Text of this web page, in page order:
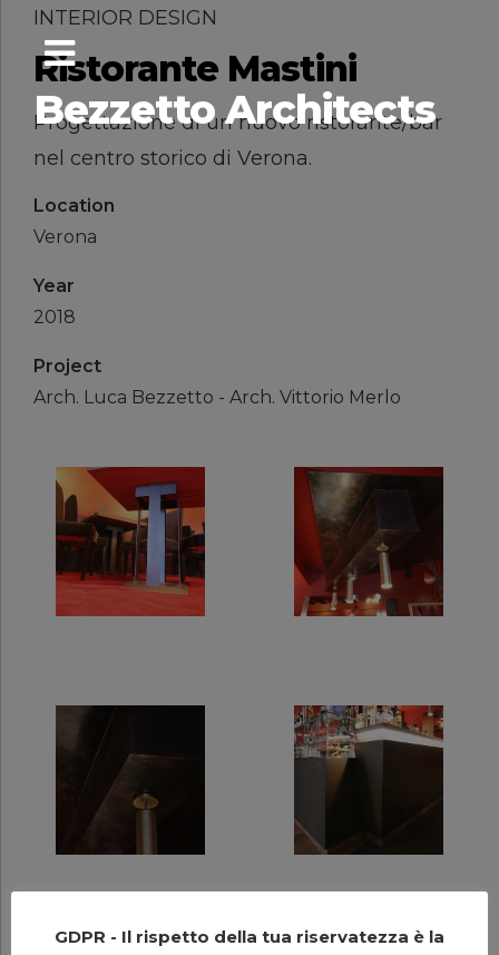
Bezzetto Architects
INTERIOR DESIGN
Ristorante Mastini
Progettazione di un nuovo ristorante/bar
nel centro storico di Verona.
Location
Verona
Year
2018
Project
Arch. Luca Bezzetto - Arch. Vittorio Merlo
GDPR - Il rispetto della tua riservatezza è la